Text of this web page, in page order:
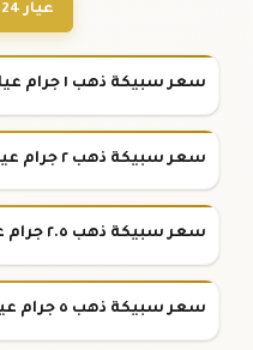
عيار 24
سعر سبيكة ذهب ١ جرام عيار ٢٤
سعر سبيكة ذهب ٢ جرام عيار ٢٤
سعر سبيكة ذهب ٢.٥ جرام عيار ٢٤
سعر سبيكة ذهب ٥ جرام عيار ٢٤